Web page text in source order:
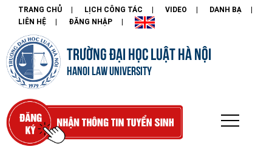
TRANG CHỦ LỊCH CÔNG TÁC VIDEO
DANH BẠ
LIÊN HỆ
ĐĂNG NHẬP
TRƯỜNG ĐẠI HỌC LUẬT HÀ NỘI
HANOI LAW UNIVERSITY